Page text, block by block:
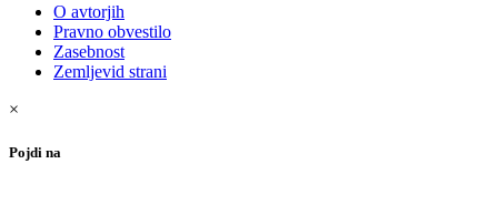
O avtorjih
Pravno obvestilo
Zasebnost
Zemljevid strani
×
Pojdi na